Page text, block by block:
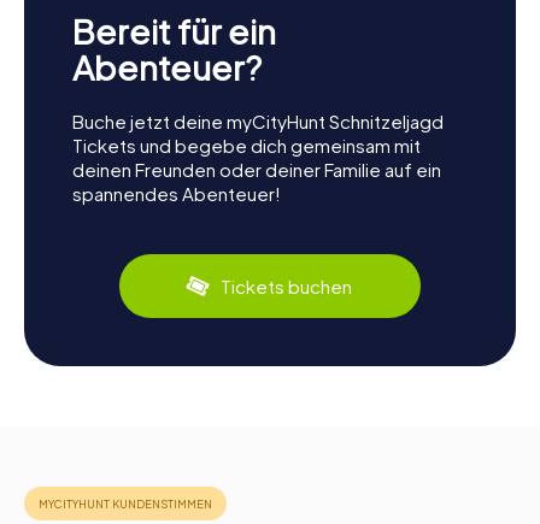
Bereit für ein
Abenteuer?
Buche jetzt deine myCityHunt Schnitzeljagd
Tickets und begebe dich gemeinsam mit
deinen Freunden oder deiner Familie auf ein
spannendes Abenteuer!
Tickets buchen